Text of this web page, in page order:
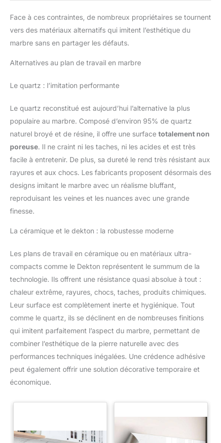
Face à ces contraintes, de nombreux propriétaires se tournent
vers des matériaux alternatifs qui imitent l’esthétique du
marbre sans en partager les défauts.
Alternatives au plan de travail en marbre
Le quartz : l’imitation performante
Le quartz reconstitué est aujourd’hui l’alternative la plus
populaire au marbre. Composé d’environ 95% de quartz
naturel broyé et de résine, il offre une surface totalement non
poreuse. Il ne craint ni les taches, ni les acides et est très
facile à entretenir. De plus, sa dureté le rend très résistant aux
rayures et aux chocs. Les fabricants proposent désormais des
designs imitant le marbre avec un réalisme bluffant,
reproduisant les veines et les nuances avec une grande
finesse.
La céramique et le dekton : la robustesse moderne
Les plans de travail en céramique ou en matériaux ultra-
compacts comme le Dekton représentent le summum de la
technologie. Ils offrent une résistance quasi absolue à tout :
chaleur extrême, rayures, chocs, taches, produits chimiques.
Leur surface est complètement inerte et hygiénique. Tout
comme le quartz, ils se déclinent en de nombreuses finitions
qui imitent parfaitement l’aspect du marbre, permettant de
combiner l’esthétique de la pierre naturelle avec des
performances techniques inégalées. Une crédence adhésive
peut également offrir une solution décorative temporaire et
économique.